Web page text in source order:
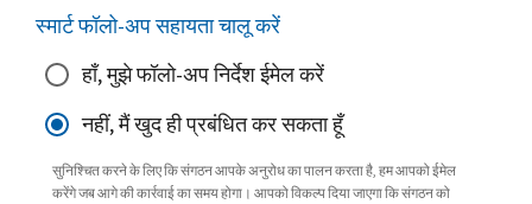
स्मार्ट फॉलो-अप सहायता चालू करें
हाँ, मुझे फॉलो-अप निर्देश ईमेल करें
नहीं, मैं खुद ही प्रबंधित कर सकता हूँ
सुनिश्चित करने के लिए कि संगठन आपके अनुरोध का पालन करता है, हम आपको ईमेल
करेंगे जब आगे की कार्रवाई का समय होगा। आपको विकल्प दिया जाएगा कि संगठन को